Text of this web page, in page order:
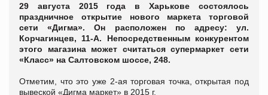
29 августа 2015 года в Харькове состоялось
праздничное открытие нового маркета торговой
сети «Дигма». Он расположен по адресу: ул.
Корчагинцев, 11-А. Непосредственным конкурентом
этого магазина может считаться супермаркет сети
«Класс» на Салтовском шоссе, 248.
Отметим, что это уже 2-ая торговая точка, открытая под
вывеской «Дигма маркет» в 2015 г.